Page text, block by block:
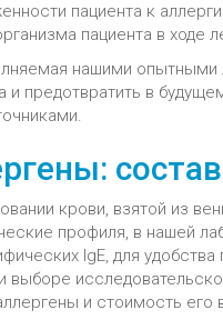
пациента к
пациента в ходе
нашими опытными
предотвратить в
крови, взятой из
профиля, в нашей
IgE, для
выборе
и стоимость его